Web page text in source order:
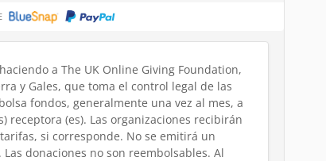
a The UK Online Giving Foundation,
y Gales, que toma el control legal de las
fondos, generalmente una vez al mes, a
receptora (es). Las organizaciones recibirán
si corresponde. No se emitirá un
donaciones no son reembolsables. Al